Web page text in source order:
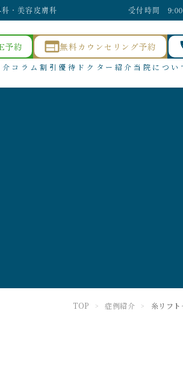
・美容皮膚科 受付時間 9:00
予約 無料カウンセリング予約
コラム 割引優待 ドクター紹介 当院につい
TOP > 症例紹介 > 糸リフ